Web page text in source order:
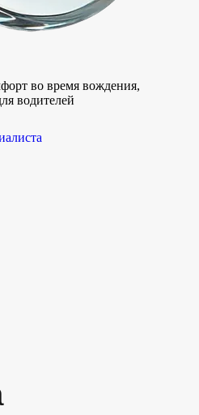
во время вождения,
водителей